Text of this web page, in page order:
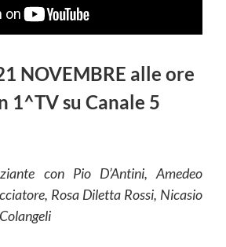
NOVEMBRE alle ore
1^TV su Canale 5
con Pio D’Antini, Amedeo
Rosa Diletta Rossi, Nicasio